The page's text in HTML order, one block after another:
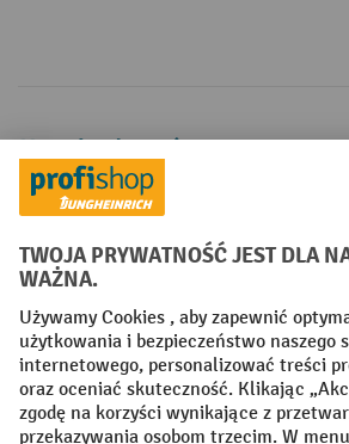
Metody płatności
Creditcard (Master)Creditcard (Visa)
Factura Przedpłata
Sieci społecznościowe
Facebook
YouTube
LinkedIn
Instagram